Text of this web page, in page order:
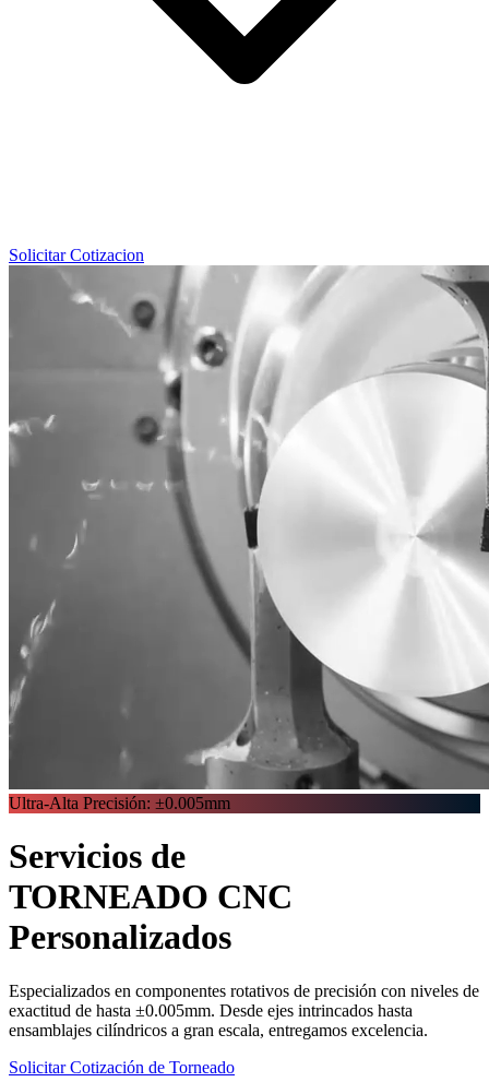
Solicitar Cotizacion
Ultra-Alta Precisión: ±0.005mm
Servicios de
TORNEADO CNC
Personalizados
Especializados en componentes rotativos de precisión con niveles de
exactitud de hasta ±0.005mm. Desde ejes intrincados hasta
ensamblajes cilíndricos a gran escala, entregamos excelencia.
Solicitar Cotización de Torneado